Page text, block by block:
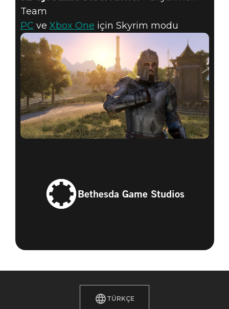
Team
PC ve Xbox One için Skyrim modu
Bethesda Game Studios
TÜRKÇE